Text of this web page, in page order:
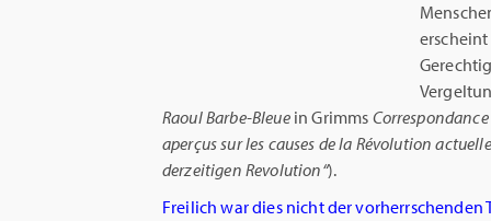
Raoul Barbe-Bleuein Grimms
aperçus sur les causes de la Révolution
derzeitigen Revolution“).
Freilich war dies nicht der